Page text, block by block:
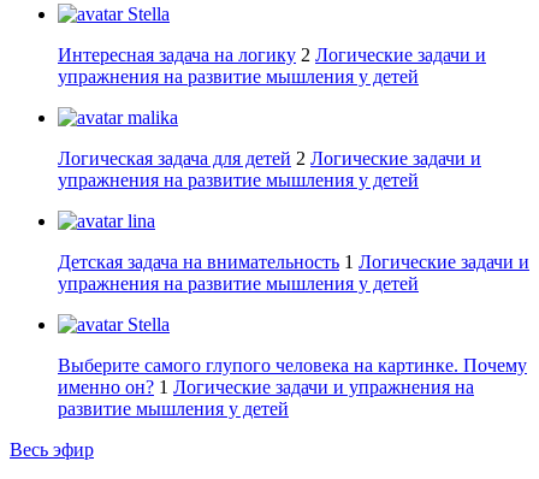
Stella
Интересная задача на логику 2 Логические задачи и
упражнения на развитие мышления у детей
malika
Логическая задача для детей 2 Логические задачи и
упражнения на развитие мышления у детей
lina
Детская задача на внимательность 1 Логические задачи и
упражнения на развитие мышления у детей
Stella
Выберите самого глупого человека на картинке. Почему
именно он? 1 Логические задачи и упражнения на
развитие мышления у детей
Весь эфир